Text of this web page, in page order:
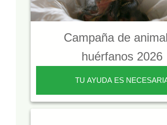
Campaña de
huérfanos 2026
TU AYUDA ES